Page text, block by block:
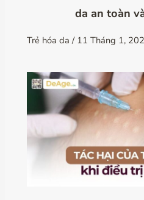
da an toàn
Trẻ hóa da / 11 Tháng 1,